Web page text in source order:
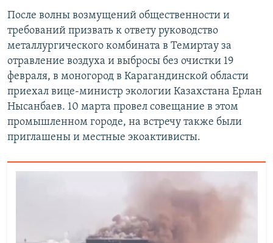
После волны возмущений общественности и
требований призвать к ответу руководство
металлургического комбината в Темиртау за
отравление воздуха и выбросы без очистки 19
февраля, в моногород в Карагандинской области
приехал вице-министр экологии Казахстана Ерлан
Нысанбаев. 10 марта провел совещание в этом
промышленном городе, на встречу также были
приглашены и местные экоактивисты.